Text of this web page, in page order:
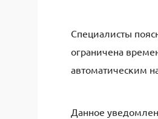
Специалисты
ограничена
автоматическим
Данное